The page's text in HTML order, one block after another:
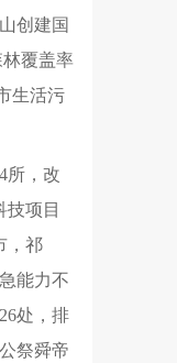
创建国
覆盖率
生活污
所，改
项目
，祁
能力不
处，排
祭舜帝